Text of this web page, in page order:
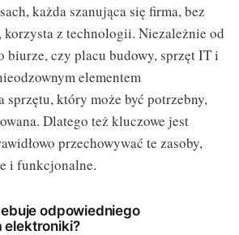
każda szanująca się firma, bez
korzysta z technologii. Niezależnie od
biurze, czy placu budowy, sprzęt IT i
elementem
który może być potrzebny,
Dlatego też kluczowe jest
przechowywać te zasoby,
i funkcjonalne.
odpowiedniego
elektroniki?